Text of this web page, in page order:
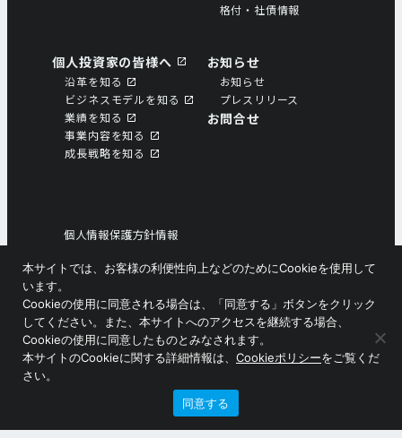
格付・社債情報
個人投資家の皆様へ
沿革を知る
ビジネスモデルを知る
業績を知る
事業内容を知る
成⻑戦略を知る
お知らせ
お知らせ
プレスリリース
お問合せ
個人情報保護方針情報
ソーシャルメディアポリシー
Copyright © ニシオホールディングス株式会社
本サイトでは、お客様の利便性向上などのためにCookieを使用して
います。
Cookieの使用に同意される場合は、「同意する」ボタンをクリック
してください。また、本サイトへのアクセスを継続する場合、
Cookieの使用に同意したものとみなされます。
本サイトのCookieに関する詳細情報は、 Cookieポリシーをご覧くだ
さい。
同意する